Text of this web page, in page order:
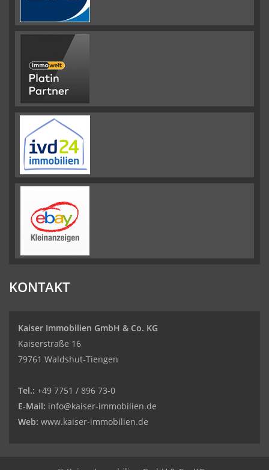
KONTAKT
Kaiser Immobilien GmbH & Co. KG
Kaiserstraße 16
79761 Waldshut-Tiengen
Tel.: +49 7751 / 896 73-0
E-Mail: info@kaiser-immobilien.de
Web: www.kaiser-immobilien.de